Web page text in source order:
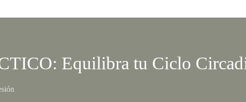
Equilibra tu Ciclo